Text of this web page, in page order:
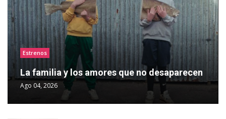
Estrenos
La familia y los amores que no desaparecen
Ago 04, 2026